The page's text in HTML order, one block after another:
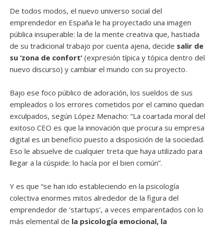
De todos modos, el nuevo universo social del
emprendedor en España le ha proyectado una imagen
pública insuperable: la de la mente creativa que, hastiada
de su tradicional trabajo por cuenta ajena, decide salir de
su ‘zona de confort’ (expresión típica y tópica dentro del
nuevo discurso) y cambiar el mundo con su proyecto.
Bajo ese foco público de adoración, los sueldos de sus
empleados o los errores cometidos por el camino quedan
exculpados, según López Menacho: “La coartada moral del
exitoso CEO es que la innovación que procura su empresa
digital es un beneficio puesto a disposición de la sociedad.
Eso le absuelve de cualquier treta que haya utilizado para
llegar a la cúspide: lo hacía por el bien común”.
Y es que “se han ido estableciendo en la psicología
colectiva enormes mitos alrededor de la figura del
empren­dedor de ‘startups’, a veces emparentados con lo
más elemen­tal de la psicología emocional, la